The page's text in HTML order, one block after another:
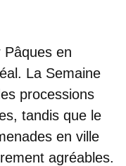
Pâques en
La Semaine
processions
tandis que le
en ville
agréables.